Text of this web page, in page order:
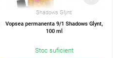
Shadows Glynt
Vopsea permanenta 9/1 Shadows Glynt,
100 ml
Stoc suficient